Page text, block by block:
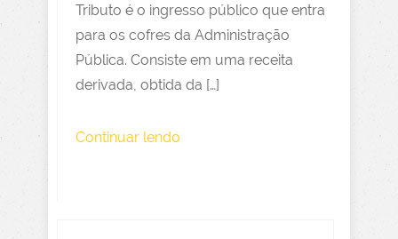
Tributo é o ingresso público que entra
para os cofres da Administração
Pública. Consiste em uma receita
derivada, obtida da […]
Continuar lendo